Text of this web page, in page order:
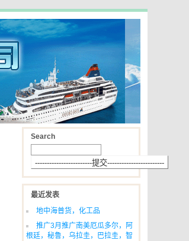
Search
最近发表
地中海普货，化工品
推广3月推广南美厄瓜多尔，阿
根廷，秘鲁，乌拉圭，巴拉圭，智